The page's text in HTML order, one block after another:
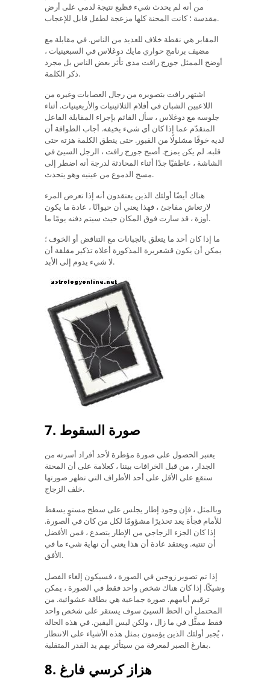
من أنه لم يحدث شيء فظيع نتيجة لدمي على أرض
مقدسة ؛ كانت المحنة كلها مزعجة لطفل قابل للإعجاب.
المقابر هي نقطة خلاف للعديد من الناس. في مقابلة مع
مضيف برنامج حواري مايك دوغلاس في السبعينيات ،
أوضح الممثل جورج رافت مدى تأثر بعض الناس بل مجرد
ذكر الكلمة.
اشتهر رافت بتصويره من رجال العصابات وغيره من
اللاعبين الشبان في أفلام الثلاثينيات والأربعينيات. أثناء
جلوسه مع دوغلاس ، سأل القائم بإجراء المقابلة الفاعل
المتقدّم عما إذا كان أي شيء يخيفه. أجاب الطوافة أن
لديه خوفًا مشلولًا من القبور. حتى ينطق الكلمة هزته حتى
قلبه. لم يكن يمزح. أصبح جورج رافت ، الرجل السيئ في
الشاشة ، عاطفيًا جدًا أثناء المحادثة لدرجة أنه اضطر إلى
مسح الدموع من عينيه وهو يتحدث.
هناك أيضًا أولئك الذين يعتقدون أنه إذا تعرض المرء
لارتعاش مفاجئ ، فهذا يعني أن حيوانًا ، عادة ما يكون
أوزة ، قد سارت فوق المكان حيث سيتم دفنه يومًا ما.
ما إذا كان أحد ما يتعلق بالجبانات مع التناقض أو الخوف ؛
يمكن أن يكون قشعريرة المذكورة أعلاه تذكير مقلقة أن
لا شيء يدوم إلى الأبد.
7. صورة السقوط
يعتبر الحصول على صورة مؤطرة لأحد أفراد أسرته من
الجدار ، من قبل الخرافات بيننا ، كعلامة على أن المحنة
ستقع على الأقل على أحد الأطراف التي تظهر صورتها
خلف الزجاج.
وبالمثل ، فإن وجود إطار يجلس على سطح مستوٍ يسقط
للأمام فجأة يعد تحذيرًا مشؤومًا لكل من كان في الصورة.
إذا كان الجزء الزجاجي من الإطار يتصدع ، فمن الأفضل
أن تنتبه. ويعتقد عادة أن هذا يعني أن نهاية شيء ما في
الأفق.
إذا تم تصوير زوجين في الصورة ، فسيكون إلغاء الفصل
وشيكًا. إذا كان هناك شخص واحد فقط في الصورة ، يمكن
ترقيم أيامهم. صورة جماعية هي بطاقة عشوائية. من
المحتمل أن الحظ السيئ سوف يستقر على شخص واحد
فقط ممثَّل في ما زال ، ولكن ليس اليقين. في هذه الحالة
، يُجبر أولئك الذين يؤمنون بمثل هذه الأشياء على الانتظار
بفارغ الصبر لمعرفة من سيتأثر بهم يد القدر المتقلبة.
8. هزاز كرسي فارغ